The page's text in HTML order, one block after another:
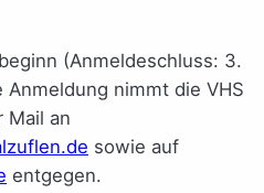
(Anmeldeschluss: 3.
Anmeldung nimmt die VHS
Mail an
sowie auf
entgegen.